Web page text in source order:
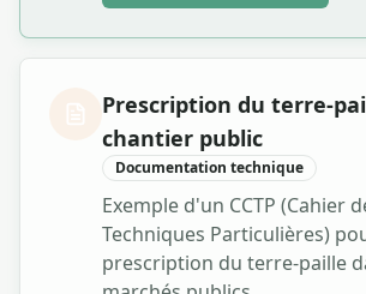
Prescription du terre-
chantier public
Documentation technique
Exemple d'un CCTP (Cahier
Techniques Particulières)
prescription du terre-paille